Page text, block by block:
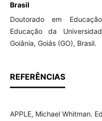
Brasil
Doutorado em
Educação da
Goiânia, Goiás (GO), Brasil.
REFERÊNCIAS
APPLE, Michael Whitman.